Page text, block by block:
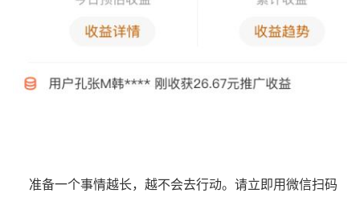
准备一个事情越长，越不会去行动。请立即用微信扫码